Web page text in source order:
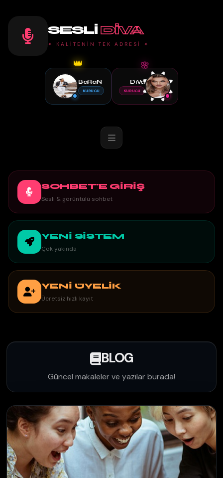
SESLI DIVA
✦ KALİTENİN TEK ADRESİ ✦
👑
BaRaN
KURUCU
🌸
DiVa
KURUCU
SOHBET'E GİRİŞ
Sesli & görüntülü sohbet
YENİ SİSTEM
Çok yakında
YENİ ÜYELİK
Ücretsiz hızlı kayıt
BLOG
Güncel makaleler ve yazılar burada!